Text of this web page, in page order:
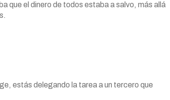
que el dinero de todos estaba a salvo, más allá
estás delegando la tarea a un tercero que